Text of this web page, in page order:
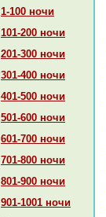
1-100 ночи
101-200 ночи
201-300 ночи
301-400 ночи
401-500 ночи
501-600 ночи
601-700 ночи
701-800 ночи
801-900 ночи
901-1001 ночи